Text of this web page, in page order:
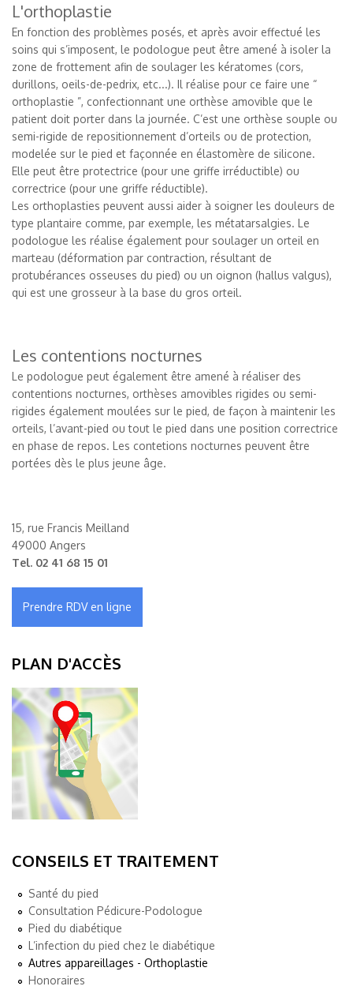
L'orthoplastie
En fonction des problèmes posés, et après avoir effectué les
soins qui s’imposent, le podologue peut être amené à isoler la
zone de frottement afin de soulager les kératomes (cors,
durillons, oeils-de-pedrix, etc...). Il réalise pour ce faire une “
orthoplastie ”, confectionnant une orthèse amovible que le
patient doit porter dans la journée. C’est une orthèse souple ou
semi-rigide de repositionnement d’orteils ou de protection,
modelée sur le pied et façonnée en élastomère de silicone.
Elle peut être protectrice (pour une griffe irréductible) ou
correctrice (pour une griffe réductible).
Les orthoplasties peuvent aussi aider à soigner les douleurs de
type plantaire comme, par exemple, les métatarsalgies. Le
podologue les réalise également pour soulager un orteil en
marteau (déformation par contraction, résultant de
protubérances osseuses du pied) ou un oignon (hallus valgus),
qui est une grosseur à la base du gros orteil.
Les contentions nocturnes
Le podologue peut également être amené à réaliser des
contentions nocturnes, orthèses amovibles rigides ou semi-
rigides également moulées sur le pied, de façon à maintenir les
orteils, l’avant-pied ou tout le pied dans une position correctrice
en phase de repos. Les contetions nocturnes peuvent être
portées dès le plus jeune âge.
15, rue Francis Meilland
49000 Angers
Tel. 02 41 68 15 01
Prendre RDV en ligne
PLAN D'ACCÈS
CONSEILS ET TRAITEMENT
Santé du pied
Consultation Pédicure-Podologue
Pied du diabétique
L’infection du pied chez le diabétique
Autres appareillages - Orthoplastie
Honoraires